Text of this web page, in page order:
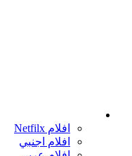
افلام Netfilx
افلام اجنبي